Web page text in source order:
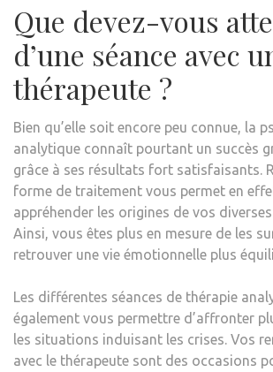
Que devez-vous
d’une séance avec
thérapeute ?
Bien qu’elle soit encore peu connue, la
analytique connaît pourtant un succès
grâce à ses résultats fort satisfaisants.
forme de traitement vous permet en
appréhender les origines de vos
Ainsi, vous êtes plus en mesure de les
retrouver une vie émotionnelle plus
Les différentes séances de thérapie
également vous permettre d’affronter
les situations induisant les crises. Vos
avec le thérapeute sont des occasions